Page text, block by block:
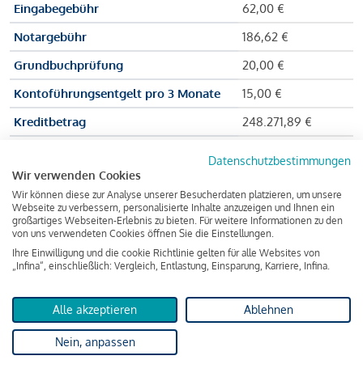
Eingabegebühr
62,00 €
Notargebühr
186,62 €
Grundbuchprüfung
20,00 €
Kontoführungsentgelt pro 3 Monate
15,00 €
Kreditbetrag
248.271,89 €
Zu zahlender Gesamtbetrag
Kreditvermittler
INFINA Credit
Broker GmbH
von 237.000 Euro ausgezahlt, um die Wohnung zu kaufen.
Darüber hinaus fallen aber noch einige Gebühren an (z. B. die
Grundbucheintragungsgebühr), sodass die Bank den
Datenschutzbestimmungen
Wir verwenden Cookies
Wir können diese zur Analyse unserer Besucherdaten platzieren, um unsere
Webseite zu verbessern, personalisierte Inhalte anzuzeigen und Ihnen ein
großartiges Webseiten-Erlebnis zu bieten. Für weitere Informationen zu den
von uns verwendeten Cookies öffnen Sie die Einstellungen.
Ihre Einwilligung und die cookie Richtlinie gelten für alle Websites von
„Infina“, einschließlich: Vergleich, Entlastung, Einsparung, Karriere, Infina.
Alle akzeptieren Ablehnen
Nein, anpassen